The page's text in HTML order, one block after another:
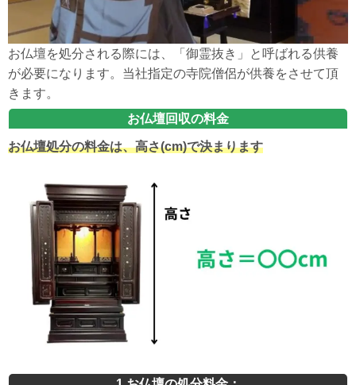
お仏壇を処分される際には、「御霊抜き」と呼ばれる供養
が必要になります。当社指定の寺院僧侶が供養をさせて頂
きます。
お仏壇回収の料金
お仏壇処分の料金は、高さ(cm)で決まります